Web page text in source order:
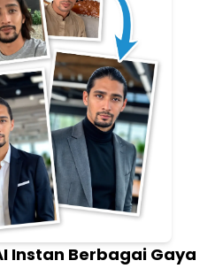
Instan Berbagai Gaya